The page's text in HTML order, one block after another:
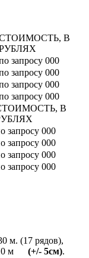
В
запросу 000
запросу 000
запросу 000
запросу 000
В
запросу 000
запросу 000
запросу 000
запросу 000
м. (17 рядов),
м (+/- 5см).